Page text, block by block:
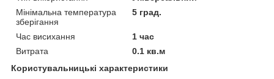
Мінімальна температура
зберігання
5 град.
Час висихання
1 час
Витрата
0.1 кв.м
Користувальницькі характеристики